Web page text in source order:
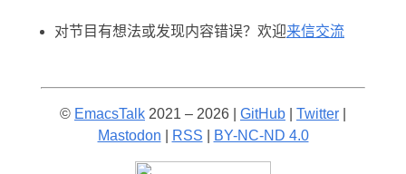
对节目有想法或发现内容错误？欢迎来信交流️
© EmacsTalk 2021 – 2026 | GitHub Twitter
Mastodon
RSS BY-NC-ND 4.0